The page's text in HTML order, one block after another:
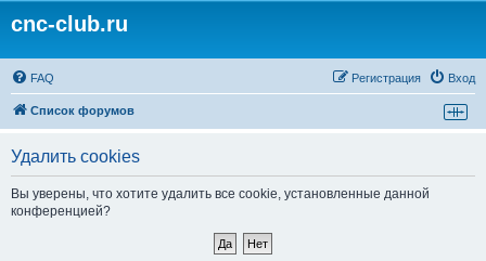
cnc-club.ru
FAQ Вход
Регистрация
Список форумов
Удалить cookies
Вы уверены, что хотите удалить все cookie, установленные данной
конференцией?